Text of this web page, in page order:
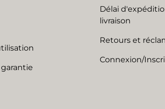
Délai
livraison
Retours et
Connexion/